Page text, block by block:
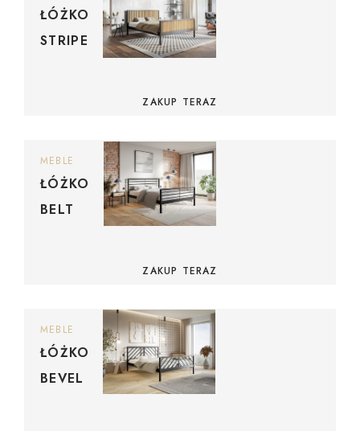
ŁÓŻKO
STRIPE
ZAKUP TERAZ
MEBLE
ŁÓŻKO
BELT
ZAKUP TERAZ
MEBLE
ŁÓŻKO
BEVEL